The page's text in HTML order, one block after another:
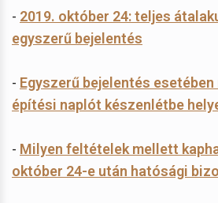
- 2019. október 24: teljes
egyszerű bejelentés
- Egyszerű bejelentés
építési naplót készenlétbe
- Milyen feltételek mellett
október 24-e után hatósági